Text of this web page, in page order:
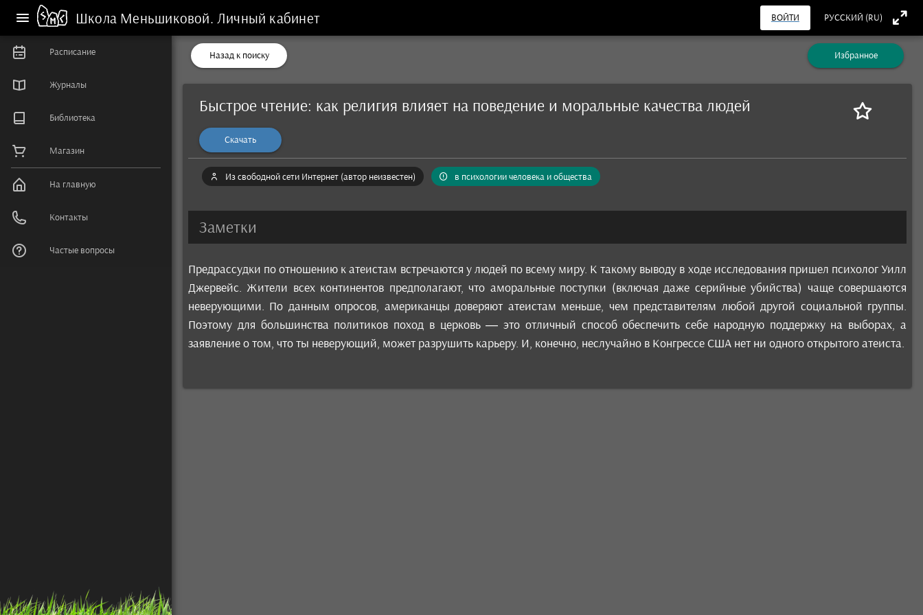
Школа Меньшиковой. Личный кабинет ВОЙТИ РУССКИЙ (RU)
Расписание
Журналы
Библиотека
Магазин
На главную
Контакты
Частые вопросы
Назад к поиску Избранное
Быстрое чтение: как религия влияет на поведение и моральные качества людей
Скачать
Из свободной сети Интернет (автор неизвестен) в психологии человека и общества
Заметки
Предрассудки по отношению к атеистам встречаются у людей по всему миру. К такому выводу в ходе исследования пришел психолог Уилл
Джервейс. Жители всех континентов предполагают, что аморальные поступки (включая даже серийные убийства) чаще совершаются
неверующими. По данным опросов, американцы доверяют атеистам меньше, чем представителям любой другой социальной группы.
Поэтому для большинства политиков поход в церковь — это отличный способ обеспечить себе народную поддержку на выборах, а
заявление о том, что ты неверующий, может разрушить карьеру. И, конечно, неслучайно в Конгрессе США нет ни одного открытого атеиста.